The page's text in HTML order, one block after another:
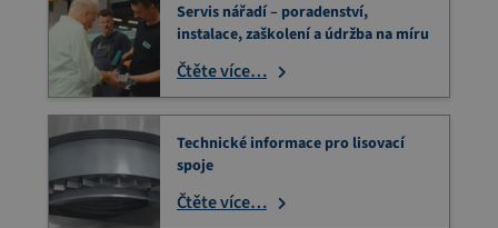
Servis nářadí – poradenství,
instalace, zaškolení a údržba na míru
Čtěte více…
Technické informace pro lisovací
spoje
Čtěte více…